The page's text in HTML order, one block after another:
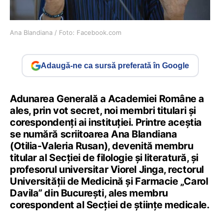
Ana Blandiana / Foto: Facebook.com
Adaugă-ne ca sursă preferată în Google
Adunarea Generală a Academiei Române a
ales, prin vot secret, noi membri titulari și
corespondenți ai instituției. Printre aceștia
se numără scriitoarea Ana Blandiana
(Otilia-Valeria Rusan), devenită membru
titular al Secției de filologie și literatură, și
profesorul universitar Viorel Jinga, rectorul
Universității de Medicină și Farmacie „Carol
Davila” din București, ales membru
corespondent al Secției de științe medicale.